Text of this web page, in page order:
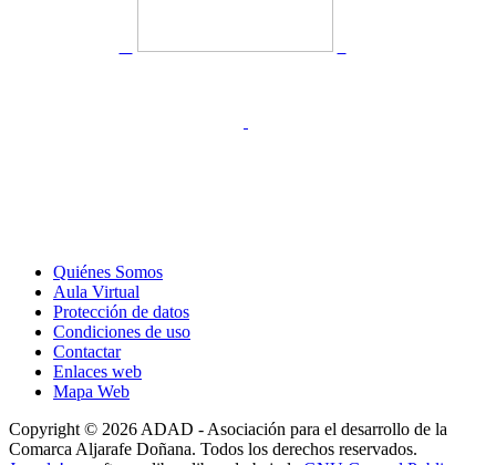
Quiénes Somos
Aula Virtual
Protección de datos
Condiciones de uso
Contactar
Enlaces web
Mapa Web
Copyright © 2026 ADAD - Asociación para el desarrollo de la
Comarca Aljarafe Doñana. Todos los derechos reservados.